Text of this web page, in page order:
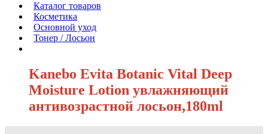
Каталог товаров
Косметика
Основной уход
Тонер / Лосьон
Kanebo Evita Botanic Vital Deep
Moisture Lotion увлажняющий
антивозрастной лосьон,180ml